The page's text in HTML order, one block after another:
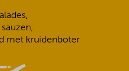
met kruidenboter